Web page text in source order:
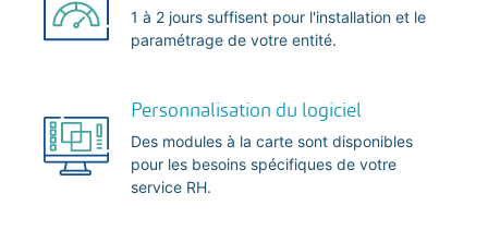
1 à 2 jours suffisent pour l'installation et le
paramétrage de votre entité.
Personnalisation du logiciel
Des modules à la carte sont disponibles
pour les besoins spécifiques de votre
service RH.